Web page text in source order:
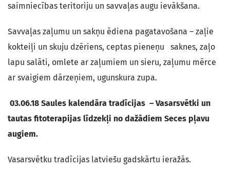
saimniecības teritoriju un savvaļas augu ievākšana.
Savvaļas zaļumu un sakņu ēdiena pagatavošana – zaļie
kokteiļi un skuju dzēriens, ceptas pieneņu saknes, zaļo
lapu salāti, omlete ar zaļumiem un sieru, zaļumu mērce
ar svaigiem dārzeņiem, ugunskura zupa.
03.06.18 Saules kalendāra tradīcijas – Vasarsvētki un
tautas fitoterapijas līdzekļi no dažādiem Seces pļavu
augiem.
Vasarsvētku tradīcijas latviešu gadskārtu ieražās.